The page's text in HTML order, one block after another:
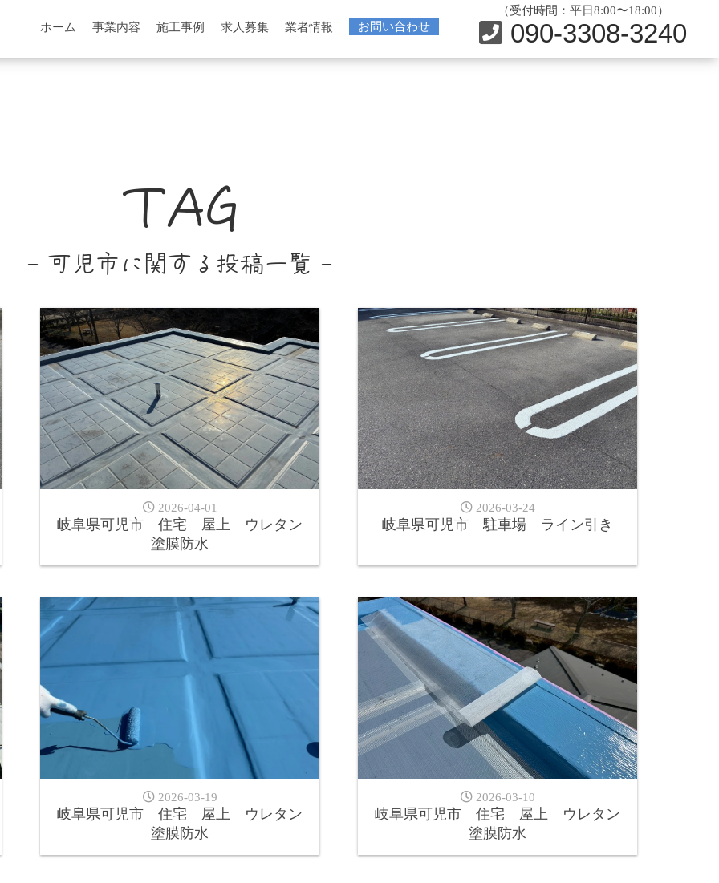
ホーム 事業内容 施工事例 求人募集 業者情報 お問い合わせ
（受付時間：平日8:00〜18:00）
090-3308-3240
TAG
- 可児市に関する投稿一覧 -
2026-04-01
岐阜県可児市 住宅 屋上 ウレタン
塗膜防水
2026-03-24
岐阜県可児市 駐車場 ライン引き
2026-03-19
岐阜県可児市 住宅 屋上 ウレタン
塗膜防水
2026-03-10
岐阜県可児市 住宅 屋上 ウレタン
塗膜防水